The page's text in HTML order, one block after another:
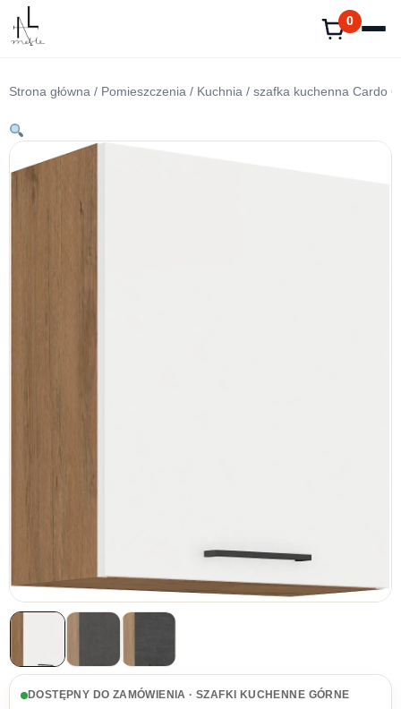
Przejdź
treści
0
Strona główna / Pomieszczenia / Kuchnia / szafka kuchenna Cardo
DOSTĘPNY DO ZAMÓWIENIA · SZAFKI KUCHENNE GÓRNE